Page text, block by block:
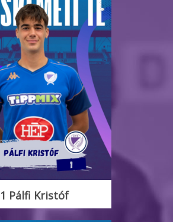
1 Pálfi Kristóf